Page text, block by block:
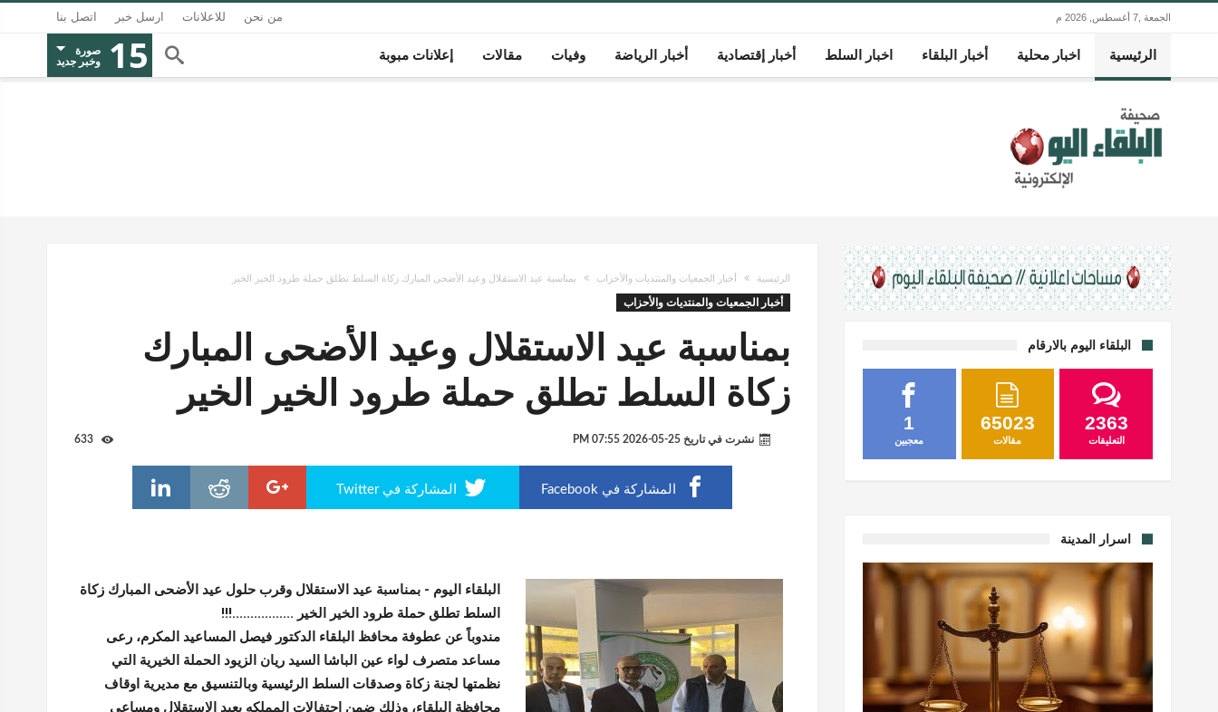
الجمعة ,7 أغسطس, 2026 م من نحن للاعلانات ارسل خبر اتصل بنا
الرئيسية اخبار محلية أخبار البلقاء اخبار السلط أخبار إقتصادية أخبار الرياضة وفيات مقالات إعلانات مبوبة 15 صورة
وخبر جديد
الرئيسية أخبار الجمعيات والمنتديات والأحزاب بمناسبة عيد الاستقلال وعيد الأضحى المبارك زكاة السلط تطلق حملة طرود الخير الخير
أخبار الجمعيات والمنتديات والأحزاب
بمناسبة عيد الاستقلال وعيد الأضحى المبارك
زكاة السلط تطلق حملة طرود الخير الخير
نشرت في تاريخ 25-05-2026 07:55 PM
المشاركة في Facebook المشاركة في Twitter
البلقاء اليوم - بمناسبة عيد الاستقلال وقرب حلول عيد الأضحى المبارك زكاة
السلط تطلق حملة طرود الخير الخير .................!!!
مندوباً عن عطوفة محافظ البلقاء الدكتور فيصل المساعيد المكرم، رعى
مساعد متصرف لواء عين الباشا السيد ريان الزيود الحملة الخيرية التي
نظمتها لجنة زكاة وصدقات السلط الرئيسية وبالتنسيق مع مديرية اوقاف
محافظة البلقاء، وذلك ضمن احتفالات المملكه بعيد الاستقلال ومساعي
البلقاء اليوم بالارقام
1
معجبين
65023
مقالات
2363
التعليقات
اسرار المدينة